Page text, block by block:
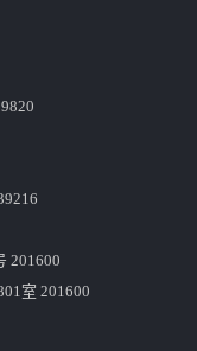
201600
室 201600